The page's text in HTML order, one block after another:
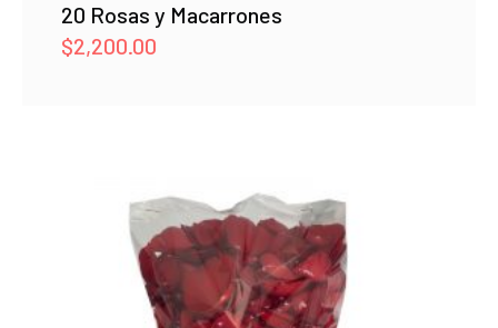
20 Rosas y Macarrones
$2,200.00